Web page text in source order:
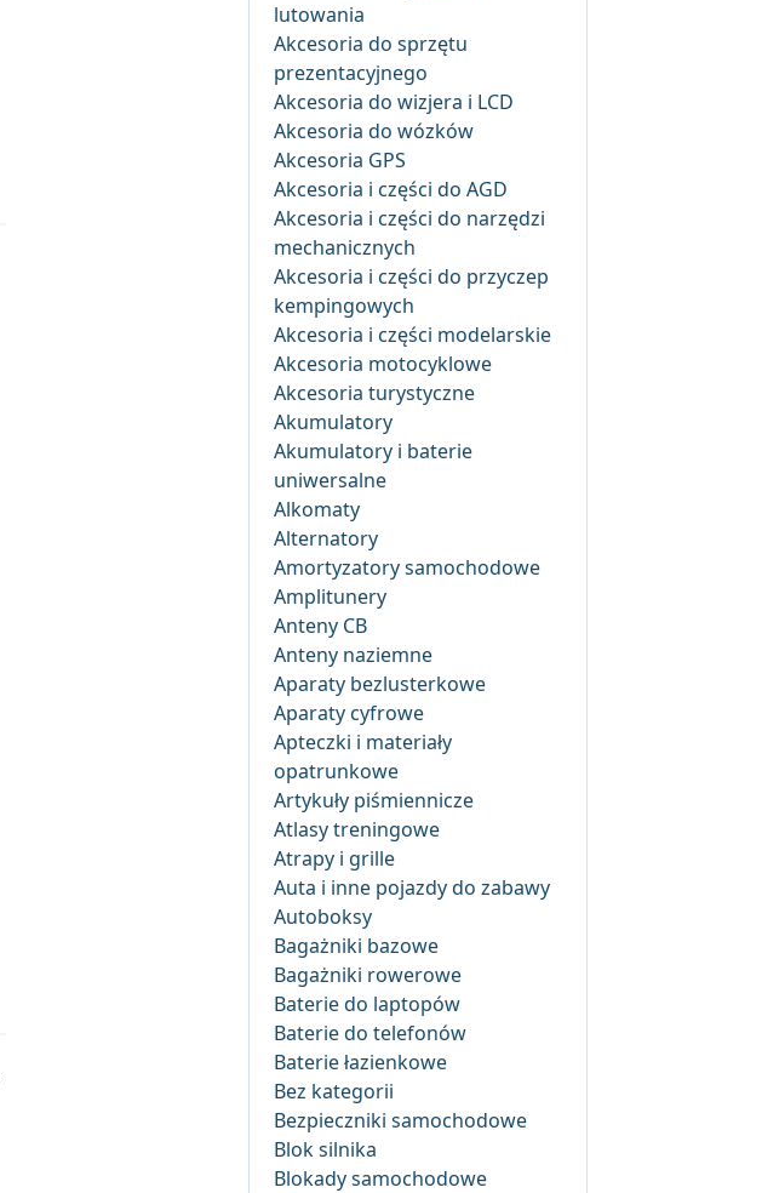
lutowania
Akcesoria do sprzętu
prezentacyjnego
Akcesoria do wizjera i LCD
Akcesoria do wózków
Akcesoria GPS
Akcesoria i części do AGD
Akcesoria i części do narzędzi
mechanicznych
Akcesoria i części do przyczep
kempingowych
Akcesoria i części modelarskie
Akcesoria motocyklowe
Akcesoria turystyczne
Akumulatory
Akumulatory i baterie
uniwersalne
Alkomaty
Alternatory
Amortyzatory samochodowe
Amplitunery
Anteny CB
Anteny naziemne
Aparaty bezlusterkowe
Aparaty cyfrowe
Apteczki i materiały
opatrunkowe
Artykuły piśmiennicze
Atlasy treningowe
Atrapy i grille
Auta i inne pojazdy do zabawy
Autoboksy
Bagażniki bazowe
Bagażniki rowerowe
Baterie do laptopów
Baterie do telefonów
Baterie łazienkowe
Bez kategorii
Bezpieczniki samochodowe
Blok silnika
Blokady samochodowe